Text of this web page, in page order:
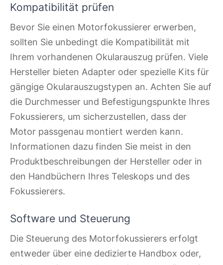
Kompatibilität prüfen
Bevor Sie einen Motorfokussierer erwerben,
sollten Sie unbedingt die Kompatibilität mit
Ihrem vorhandenen Okularauszug prüfen. Viele
Hersteller bieten Adapter oder spezielle Kits für
gängige Okularauszugstypen an. Achten Sie auf
die Durchmesser und Befestigungspunkte Ihres
Fokussierers, um sicherzustellen, dass der
Motor passgenau montiert werden kann.
Informationen dazu finden Sie meist in den
Produktbeschreibungen der Hersteller oder in
den Handbüchern Ihres Teleskops und des
Fokussierers.
Software und Steuerung
Die Steuerung des Motorfokussierers erfolgt
entweder über eine dedizierte Handbox oder,